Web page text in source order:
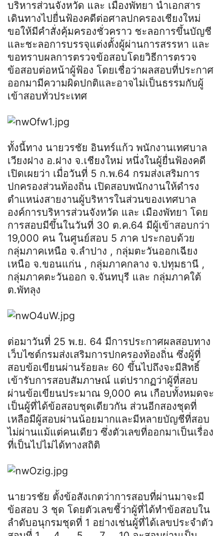
บริหารส่วนจังหวัด และ เมืองพัทยา นำเอกสาร
เดินทางไปยื่นฟ้องคดีต่อศาลปกครองเชียงใหม่
ขอให้มีคำสั่งคุ้มครองชั่วคราว ชะลอการขึ้นบัญชี
และชะลอการบรรจุแต่งตั้งผู้ผ่านการสรรหา และ
ขอทราบผลการตรวจข้อสอบโดยวิธีการตรวจ
ข้อสอบต่อหน้าผู้ฟ้อง โดยเชื่อว่าผลสอบที่ประกาศ
ออกมามีความผิดปกติและอาจไม่เป็นธรรมกับผู้
เข้าสอบทั่วประเทศ
ทั้งนี้ทาง นายวรชัย อินทร์แก้ว พนักงานเทศบาล
เวียงฝาง อ.ฝาง จ.เชียงใหม่ หนึ่งในผู้ยื่นฟ้องคดี
เปิดเผยว่า เมื่อวันที่ 5 ก.พ.64 กรมส่งเสริมการ
ปกครองส่วนท้องถิ่น เปิดสอบพนักงานให้ดำรง
ตำแหน่งสายงานผู้บริหารในส่วนของเทศบาล
องค์การบริหารส่วนจังหวัด และ เมืองพัทยา โดย
การสอบมีขึ้นในวันที่ 30 ต.ค.64 มีผู้เข้าสอบกว่า
19,000 คน ในศูนย์สอบ 5 ภาค ประกอบด้วย
กลุ่มภาคเหนือ จ.ลำปาง , กลุ่มตะวันออกเฉียง
เหนือ จ.ขอนแก่น , กลุ่มภาคกลาง จ.ปทุมธานี ,
กลุ่มภาคตะวันออก จ.จันทบุรี และ กลุ่มภาคใต้
ต.พัทลุง
ต่อมาวันที่ 25 พ.ย. 64 มีการประกาศผลสอบทาง
เว็บไซต์กรมส่งเสริมการปกครองท้องถิ่น ซึ่งผู้ที่
สอบข้อเขียนผ่านร้อยละ 60 ขึ้นไปถึงจะมีสิทธิ์
เข้ารับการสอบสัมภาษณ์ แต่ปรากฏว่าผู้ที่สอบ
ผ่านข้อเขียนประมาณ 9,000 คน เกือบทั้งหมดจะ
เป็นผู้ที่ได้ข้อสอบชุดเดียวกัน ส่วนอีกสองชุดที่
เหลือมีผู้สอบผ่านน้อยมากและมีหลายบัญชีที่สอบ
ไม่ผ่านแม้แต่คนเดียว ซึ่งตัวเลขที่ออกมาเป็นเรื่อง
ที่เป็นไปไม่ได้ทางสถิติ
นายวรชัย ตั้งข้อสังเกตว่าการสอบที่ผ่านมาจะมี
ข้อสอบ 3 ชุด โดยตัวเลขชี้ว่าผู้ที่ได้ทำข้อสอบใน
ลำดับอนุกรมชุดที่ 1 อย่างเช่นผู้ที่ได้เลขประจำตัว